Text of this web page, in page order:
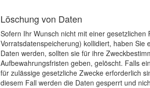
Löschung von Daten
Sofern Ihr Wunsch nicht mit einer
Vorratsdatenspeicherung) kollidiert, haben
Daten werden, sollten sie für ihre
Aufbewahrungsfristen geben, gelöscht. Falls
für zulässige gesetzliche Zwecke erforderlich
diesem Fall werden die Daten gesperrt und